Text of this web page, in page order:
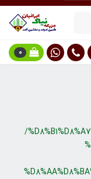
0
/